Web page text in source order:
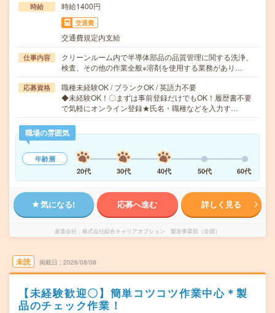
時給 時給1400円
交通費
交通費規定内支給
仕事内容
クリーンルーム内で半導体部品の品質管理に関する洗浄、
検査、その他の作業全般※溶剤を使用する業務があり…
応募資格
職種未経験OK / ブランクOK / 英語力不要
◆未経験OK！〇まずは事前登録だけでもOK！履歴書不要
で気軽にオンライン登録★氏名・職種などを入力す…
職場の雰囲気
年齢層
20代
30代 40代 50代 60代
気になる! 応募へ進む 詳しく見る
派遣会社 株式会社綜合キャリアオプション 製造事業部（全国）
未読 掲載日 2026/08/08
【未経験歓迎〇】簡単コツコツ作業中心＊製
品のチェック作業！